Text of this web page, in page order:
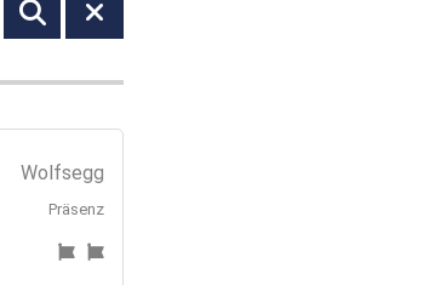
Wolfsegg
Präsenz